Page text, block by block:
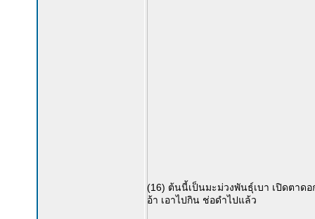
(16) ต้นนี้เป็นมะม่วงพันธุ์เบา เปิดตาด
อ้า เอาไปกิน ช่อดำไปแล้ว